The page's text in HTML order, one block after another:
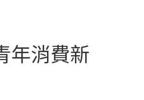
年消費新